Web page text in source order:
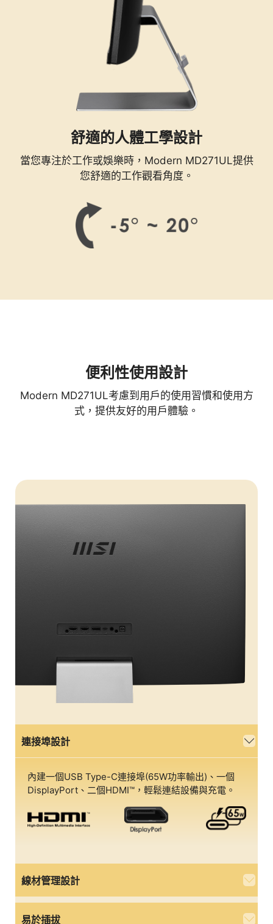
舒適的人體工學設計
當您專注於工作或娛樂時，Modern MD271UL提供
您舒適的工作觀看角度。
便利性使用設計
Modern MD271UL考慮到用戶的使用習慣和使用方
式，提供友好的用戶體驗。
連接埠設計
內建一個USB Type-C連接埠(65W功率輸出)、一個
DisplayPort、二個HDMI™，輕鬆連結設備與充電。
線材管理設計
易於插拔